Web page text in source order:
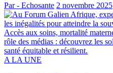
Par - Echosante 2 novembre 2025
A LA UNE